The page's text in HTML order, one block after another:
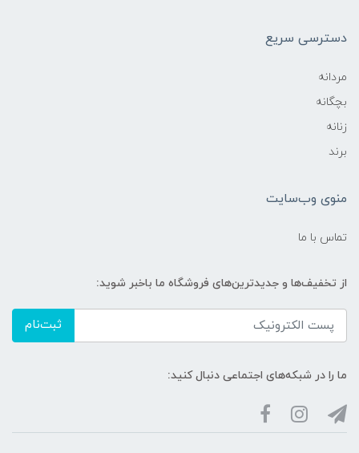
دسترسی سریع
مردانه
بچگانه
زنانه
برند
منوی وب‌سایت
تماس با ما
از تخفیف‌ها و جدیدترین‌های فروشگاه ما باخبر شوید:
ثبت‌نام
ما را در شبکه‌های اجتماعی دنبال کنید: